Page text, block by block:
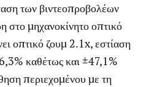
των βιντεοπροβολέων
στο μηχανοκίνητο οπτικό
οπτικό ζουμ 2.1x, εστίαση
καθέτως και ±47,1%
περιεχομένου με τη